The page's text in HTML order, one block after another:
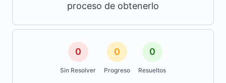
proceso de obtenerlo
0
Sin Resolver
0
Progreso
0
Resueltos